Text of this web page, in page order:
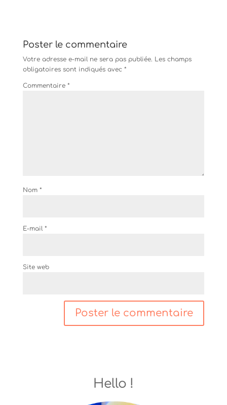
Poster le commentaire
Votre adresse e-mail ne sera pas publiée. Les champs
obligatoires sont indiqués avec *
Commentaire *
Nom *
E-mail *
Site web
Hello !